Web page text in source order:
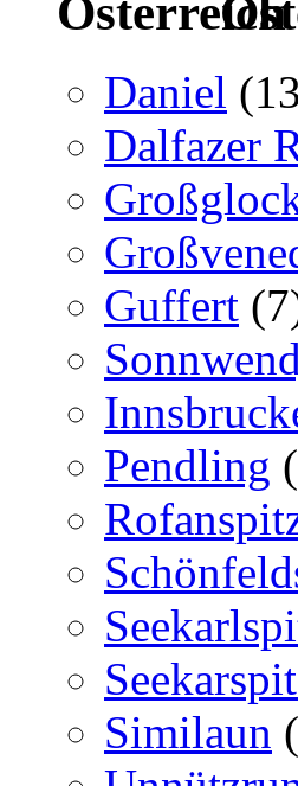
Daniel
Dalfazer
Guffert
Pendling
Similaun